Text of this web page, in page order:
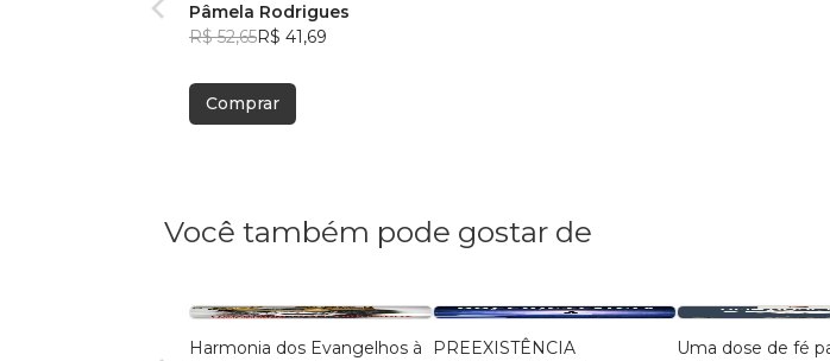
Pâmela Rodrigues
R$ 52,65R$ 41,69
Comprar
Você também pode gostar de
Harmonia dos Evangelhos à
PREEXISTÊNCIA
Uma dose de fé